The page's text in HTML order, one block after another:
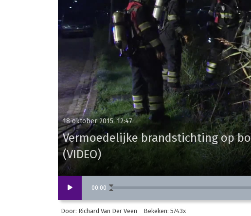
00:00
18 oktober 2015, 12:47
Vermoedelijke brandstichting op
(VIDEO)
Door: Richard Van Der Veen Bekeken: 5743x